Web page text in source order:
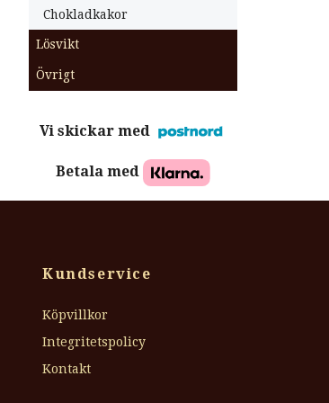
Chokladkakor
Lösvikt
Övrigt
Vi skickar med
Betala med
Kundservice
Köpvillkor
Integritetspolicy
Kontakt